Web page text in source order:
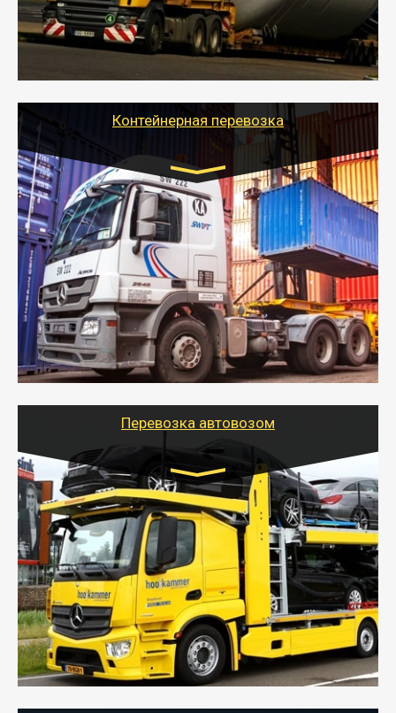
- Тайгер Логистик в короткие сроки поможет вам
качественно и безопасно перевезти негабаритные
грузы по всей России тралом, манипулятором и
другим транспортом и подобрать оптимальный
Контейнерная перевозка
Цена за км. Рассчитывается
индивидуально
- Контейнерные грузоперевозки на специальном
оборудованном транспорте быстро, качественно и
безопасно.
- Наша транспортная компания поможет
организовать доставку в порт и из порта
стандартных контейнеров на контейнеровозе,
шаландах и площадках (открытых кузовах),
используя надежные крепления.
Перевозка автовозом
Цена за км. Рассчитывается
индивидуально
- Перевозка автовозом от Тайгер Логистик – это
быстрый и безопасный способ доставить несколько
легковых автомобилей за одну поездку в другой
город.
- Наша транспортная компания организует доставку
машин автовозом, подобрав оптимальный маршрут с
учетом всех особенности по пути следования.